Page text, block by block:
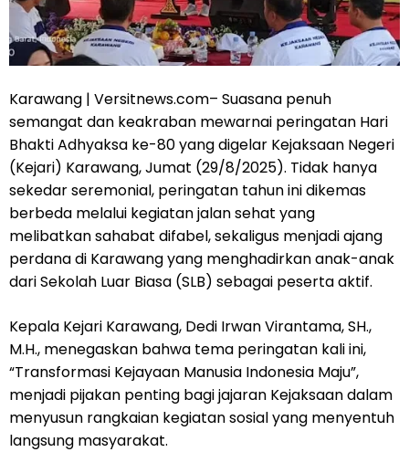
Karawang | Versitnews.com– Suasana penuh
semangat dan keakraban mewarnai peringatan Hari
Bhakti Adhyaksa ke-80 yang digelar Kejaksaan Negeri
(Kejari) Karawang, Jumat (29/8/2025). Tidak hanya
sekedar seremonial, peringatan tahun ini dikemas
berbeda melalui kegiatan jalan sehat yang
melibatkan sahabat difabel, sekaligus menjadi ajang
perdana di Karawang yang menghadirkan anak-anak
dari Sekolah Luar Biasa (SLB) sebagai peserta aktif.
Kepala Kejari Karawang, Dedi Irwan Virantama, SH.,
M.H., menegaskan bahwa tema peringatan kali ini,
“Transformasi Kejayaan Manusia Indonesia Maju”,
menjadi pijakan penting bagi jajaran Kejaksaan dalam
menyusun rangkaian kegiatan sosial yang menyentuh
langsung masyarakat.